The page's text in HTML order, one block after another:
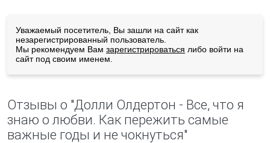
Уважаемый посетитель, Вы зашли на сайт как
незарегистрированный пользователь.
Мы рекомендуем Вам зарегистрироваться либо войти на
сайт под своим именем.
Отзывы о "Долли Олдертон - Все, что я
знаю о любви. Как пережить самые
важные годы и не чокнуться"